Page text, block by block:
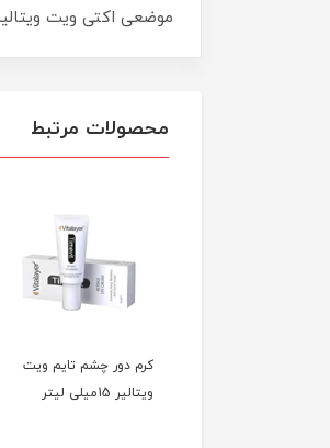
موضعی اکتی ویت
محصولات مرتبط
کرم دور چشم تایم ویت
ویتالیر 15میلی لیتر